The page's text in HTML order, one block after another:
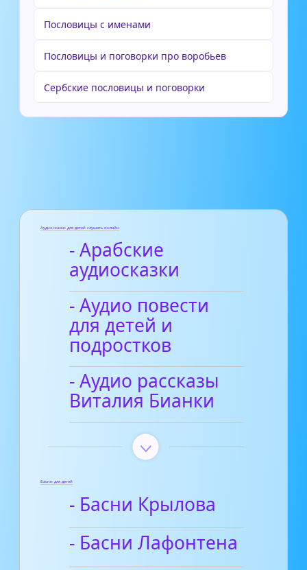
Пословицы с именами
Пословицы и поговорки про воробьев
Сербские пословицы и поговорки
Аудиосказки для детей слушать онлайн
- Арабские
аудиосказки
- Аудио повести
для детей и
подростков
- Аудио рассказы
Виталия Бианки
Басни для детей
- Басни Крылова
- Басни Лафонтена